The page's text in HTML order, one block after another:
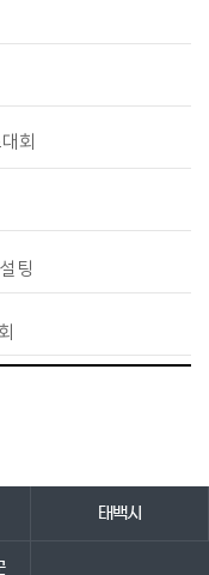
회
팅
태백시